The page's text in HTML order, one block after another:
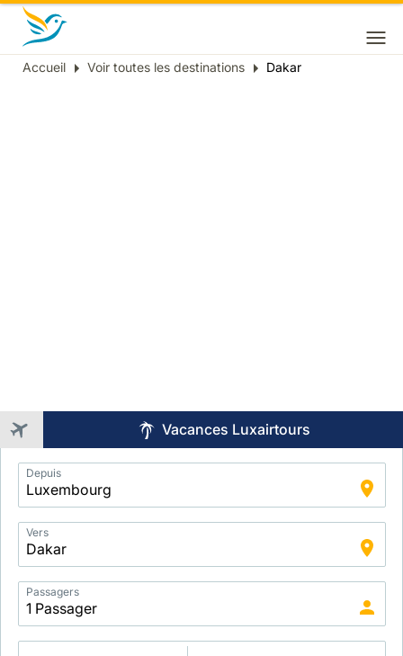
Fil
Accueil Voir toutes les destinations Dakar
Vacances Luxairtours
Application
Intelligent
Package
Search
Depuis
Vers
Passagers